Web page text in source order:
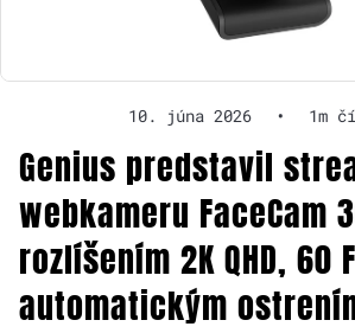
10. júna 2026 • 1m
Genius predstavil
webkameru FaceCam
rozlíšením 2K QHD, 60
automatickým